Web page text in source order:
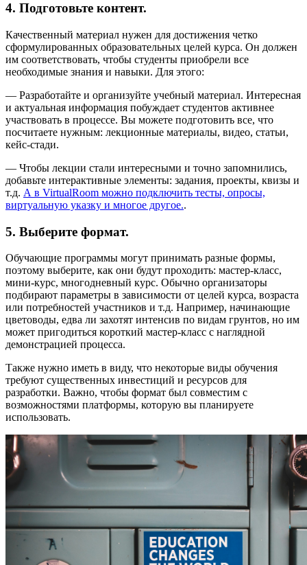
4. Подготовьте контент.
Качественный материал нужен для достижения четко
сформулированных образовательных целей курса. Он должен
им соответствовать, чтобы студенты приобрели все
необходимые знания и навыки. Для этого:
— Разработайте и организуйте учебный материал. Интересная
и актуальная информация побуждает студентов активнее
участвовать в процессе. Вы можете подготовить все, что
посчитаете нужным: лекционные материалы, видео, статьи,
кейс-стади.
— Чтобы лекции стали интересными и точно запомнились,
добавьте интерактивные элементы: задания, проекты, квизы и
т.д. А в VirtualRoom можно подключить тесты, опросы,
виртуальную указку и многое другое..
5. Выберите формат.
Обучающие программы могут принимать разные формы,
поэтому выберите, как они будут проходить: мастер-класс,
мини-курс, многодневный курс. Обычно организаторы
подбирают параметры в зависимости от целей курса, возраста
или потребностей участников и т.д. Например, начинающие
цветоводы, едва ли захотят интенсив по видам грунтов, но им
может пригодиться короткий мастер-класс с наглядной
демонстрацией процесса.
Также нужно иметь в виду, что некоторые виды обучения
требуют существенных инвестиций и ресурсов для
разработки. Важно, чтобы формат был совместим с
возможностями платформы, которую вы планируете
использовать.